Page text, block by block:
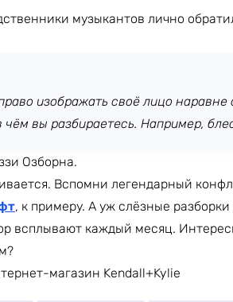
музыкантов лично
изображать своё лицо
вы разбираетесь. Например,
Озборна.
Вспомни легендарный
, к примеру. А уж слёзные
всплывают каждый месяц.
магазин Kendall+Kylie